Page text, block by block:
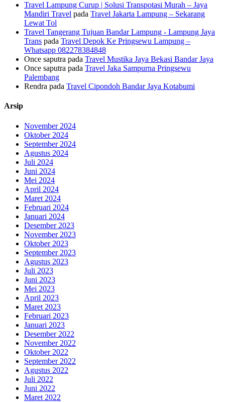
Travel Lampung Curup | Solusi Transpotasi Murah – Jaya
Mandiri Travel pada Travel Jakarta Lampung – Sekarang
Lewat Tol
Travel Tangerang Tujuan Bandar Lampung - Lampung Jaya
Trans pada Travel Depok Ke Pringsewu Lampung –
Whatsapp 082278384848
Once saputra pada Travel Mustika Jaya Bekasi Bandar Jaya
Once saputra pada Travel Jaka Sampurna Pringsewu
Palembang
Rendra pada Travel Cipondoh Bandar Jaya Kotabumi
Arsip
November 2024
Oktober 2024
September 2024
Agustus 2024
Juli 2024
Juni 2024
Mei 2024
April 2024
Maret 2024
Februari 2024
Januari 2024
Desember 2023
November 2023
Oktober 2023
September 2023
Agustus 2023
Juli 2023
Juni 2023
Mei 2023
April 2023
Maret 2023
Februari 2023
Januari 2023
Desember 2022
November 2022
Oktober 2022
September 2022
Agustus 2022
Juli 2022
Juni 2022
Maret 2022